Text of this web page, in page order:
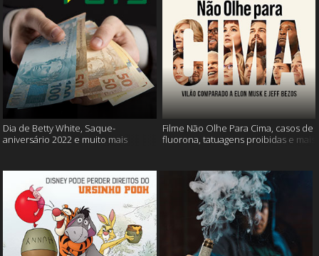
Dia de Betty White, Saque-
aniversário 2022 e muito mais
Filme Não Olhe Para Cima, casos de
fluorona, tatuagens proibidas e mais